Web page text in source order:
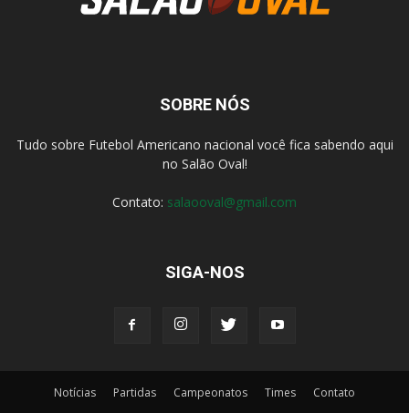
SOBRE NÓS
Tudo sobre Futebol Americano nacional você fica sabendo aqui
no Salão Oval!
Contato: salaooval@gmail.com
SIGA-NOS
Notícias Partidas Campeonatos Times Contato